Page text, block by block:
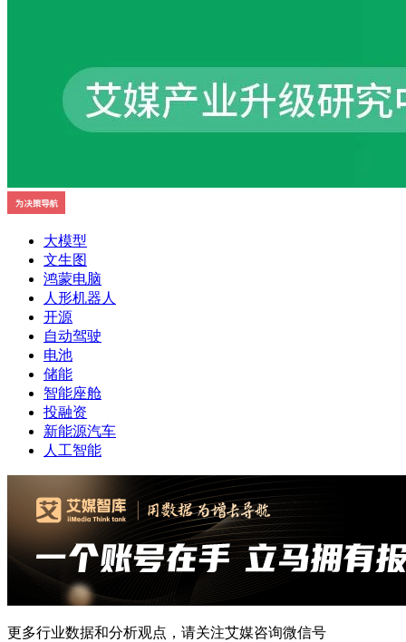
大模型
文生图
鸿蒙电脑
人形机器人
开源
自动驾驶
电池
储能
智能座舱
投融资
新能源汽车
人工智能
更多行业数据和分析观点，请关注艾媒咨询微信号